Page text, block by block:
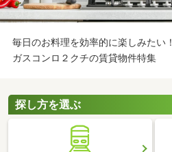
毎日のお料理を効率的に楽しみたい！
ガスコンロ２クチの賃貸物件特集
探し方を選ぶ